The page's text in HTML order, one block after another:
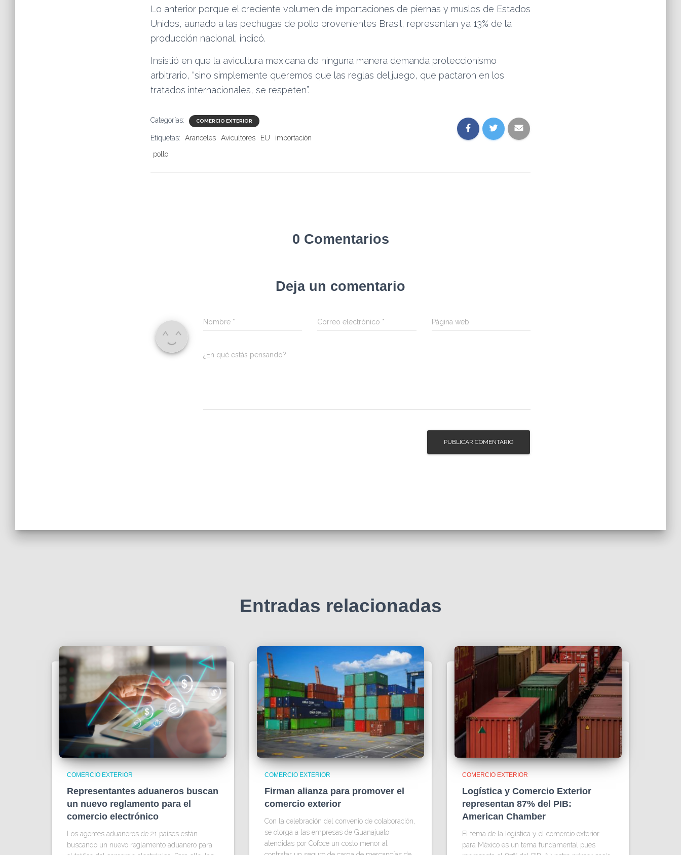
Lo anterior porque el creciente volumen de importaciones de piernas y muslos de Estados
Unidos, aunado a las pechugas de pollo provenientes Brasil, representan ya 13% de la
producción nacional, indicó.
Insistió en que la avicultura mexicana de ninguna manera demanda proteccionismo
arbitrario, “sino simplemente queremos que las reglas del juego, que pactaron en los
tratados internacionales, se respeten”.
Categorías: COMERCIO EXTERIOR
Etiquetas: Aranceles Avicultores EU
importación
pollo
0 Comentarios
Deja un comentario
Nombre * Correo electrónico * Página web
¿En qué estás pensando?
Entradas relacionadas
COMERCIO EXTERIOR
Representantes aduaneros buscan
un nuevo reglamento para el
comercio electrónico
Los agentes aduaneros de 21 países están
buscando un nuevo reglamento aduanero para
COMERCIO EXTERIOR
Firman alianza para promover el
comercio exterior
Con la celebración del convenio de colaboración,
se otorga a las empresas de Guanajuato
atendidas por Cofoce un costo menor al
COMERCIO EXTERIOR
Logística y Comercio Exterior
representan 87% del PIB:
American Chamber
El tema de la logística y el comercio exterior
para México es un tema fundamental pues